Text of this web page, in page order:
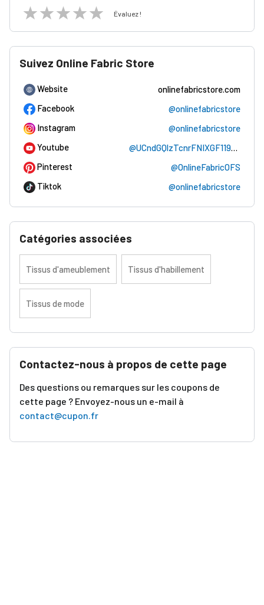
Évaluez !
Suivez Online Fabric Store
Website
onlinefabricstore.com
Facebook
@onlinefabricstore
Instagram
@onlinefabricstore
Youtube
@UCndGQlzTcnrFNIXGF119cKQ
Pinterest
@OnlineFabricOFS
Tiktok
@onlinefabricstore
Catégories associées
Tissus d'ameublement Tissus d'habillement
Tissus de mode
Contactez-nous à propos de cette page
Des questions ou remarques sur les coupons de
cette page ? Envoyez-nous un e-mail à
contact@cupon.fr